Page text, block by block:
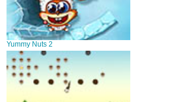
Yummy Nuts 2